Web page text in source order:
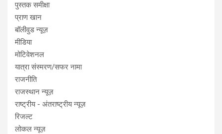
पुस्तक समीक्षा
प्राण खान
बॉलीवुड न्यूज़
मीडिया
मोटिवेशनल
यात्रा संस्मरण/सफर नामा
राजनीति
राजस्थान न्यूज़
राष्ट्रीय - अंतराष्ट्रीय न्यूज़
रिजल्ट
लोकल न्यूज़